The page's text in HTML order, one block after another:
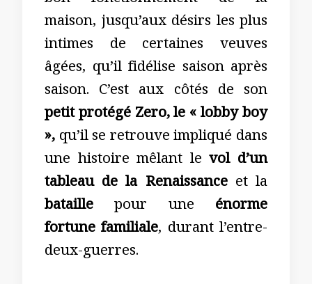
maison, jusqu’aux désirs les plus
intimes de certaines veuves
âgées, qu’il fidélise saison après
saison. C’est aux côtés de son
petit protégé Zero, le « lobby boy
», qu’il se retrouve impliqué dans
une histoire mêlant levol d’un
tableau de la Renaissanceet la
bataille pour une énorme
fortune familiale, durant l’entre-
deux-guerres.